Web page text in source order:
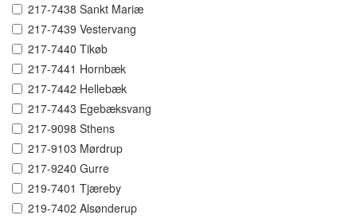
217-7438 Sankt Mariæ
217-7439 Vestervang
217-7440 Tikøb
217-7441 Hornbæk
217-7442 Hellebæk
217-7443 Egebæksvang
217-9098 Sthens
217-9103 Mørdrup
217-9240 Gurre
219-7401 Tjæreby
219-7402 Alsønderup